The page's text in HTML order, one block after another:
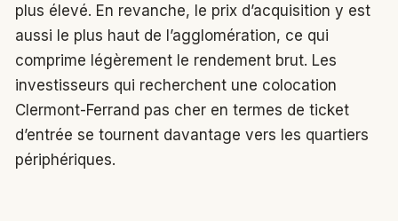
plus élevé. En revanche, le prix d’acquisition y est
aussi le plus haut de l’agglomération, ce qui
comprime légèrement le rendement brut. Les
investisseurs qui recherchent une colocation
Clermont-Ferrand pas cher en termes de ticket
d’entrée se tournent davantage vers les quartiers
périphériques.